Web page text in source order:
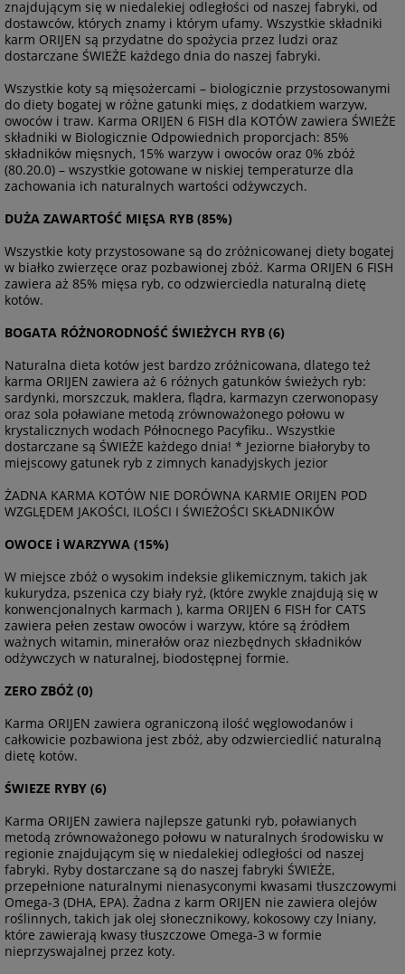
znajdującym się w niedalekiej odległości od naszej fabryki, od
dostawców, których znamy i którym ufamy. Wszystkie składniki
karm ORIJEN są przydatne do spożycia przez ludzi oraz
dostarczane ŚWIEŻE każdego dnia do naszej fabryki.
Wszystkie koty są mięsożercami – biologicznie przystosowanymi
do diety bogatej w różne gatunki mięs, z dodatkiem warzyw,
owoców i traw. Karma ORIJEN 6 FISH dla KOTÓW zawiera ŚWIEŻE
składniki w Biologicznie Odpowiednich proporcjach: 85%
składników mięsnych, 15% warzyw i owoców oraz 0% zbóż
(80.20.0) – wszystkie gotowane w niskiej temperaturze dla
zachowania ich naturalnych wartości odżywczych.
DUŻA ZAWARTOŚĆ MIĘSA RYB (85%)
Wszystkie koty przystosowane są do zróżnicowanej diety bogatej
w białko zwierzęce oraz pozbawionej zbóż. Karma ORIJEN 6 FISH
zawiera aż 85% mięsa ryb, co odzwierciedla naturalną dietę
kotów.
BOGATA RÓŻNORODNOŚĆ ŚWIEŻYCH RYB (6)
Naturalna dieta kotów jest bardzo zróżnicowana, dlatego też
karma ORIJEN zawiera aż 6 różnych gatunków świeżych ryb:
sardynki, morszczuk, maklera, flądra, karmazyn czerwonopasy
oraz sola poławiane metodą zrównoważonego połowu w
krystalicznych wodach Północnego Pacyfiku.. Wszystkie
dostarczane są ŚWIEŻE każdego dnia! * Jeziorne białoryby to
miejscowy gatunek ryb z zimnych kanadyjskych jezior
ŻADNA KARMA KOTÓW NIE DORÓWNA KARMIE ORIJEN POD
WZGLĘDEM JAKOŚCI, ILOŚCI I ŚWIEŻOŚCI SKŁADNIKÓW
OWOCE i WARZYWA (15%)
W miejsce zbóż o wysokim indeksie glikemicznym, takich jak
kukurydza, pszenica czy biały ryż, (które zwykle znajdują się w
konwencjonalnych karmach ), karma ORIJEN 6 FISH for CATS
zawiera pełen zestaw owoców i warzyw, które są źródłem
ważnych witamin, minerałów oraz niezbędnych składników
odżywczych w naturalnej, biodostępnej formie.
ZERO ZBÓŻ (0)
Karma ORIJEN zawiera ograniczoną ilość węglowodanów i
całkowicie pozbawiona jest zbóż, aby odzwierciedlić naturalną
dietę kotów.
ŚWIEZE RYBY (6)
Karma ORIJEN zawiera najlepsze gatunki ryb, poławianych
metodą zrównoważonego połowu w naturalnych środowisku w
regionie znajdującym się w niedalekiej odległości od naszej
fabryki. Ryby dostarczane są do naszej fabryki ŚWIEŻE,
przepełnione naturalnymi nienasyconymi kwasami tłuszczowymi
Omega-3 (DHA, EPA). Żadna z karm ORIJEN nie zawiera olejów
roślinnych, takich jak olej słonecznikowy, kokosowy czy lniany,
które zawierają kwasy tłuszczowe Omega-3 w formie
nieprzyswajalnej przez koty.